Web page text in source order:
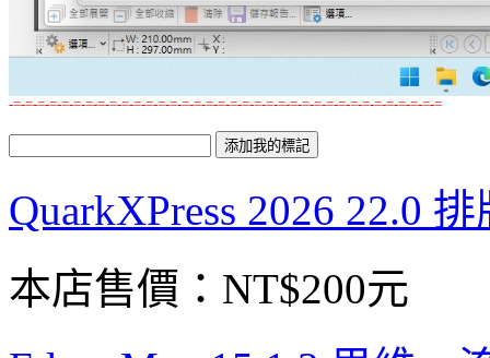
-=-=-=-=-=-=-=-=-=-=-=-=-=-=-=-=-=-=-=-=-=-=-=-=-=-=-=-=-=-=-=-=-=-=-=-=
QuarkXPress 2026 22.0
本店售價： NT$200元